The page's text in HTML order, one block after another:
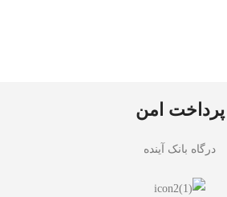
پرداخت امن
درگاه بانک آینده